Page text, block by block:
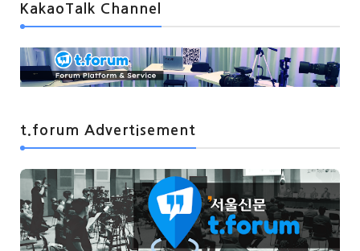
KakaoTalk Channel
t.forum Advertisement